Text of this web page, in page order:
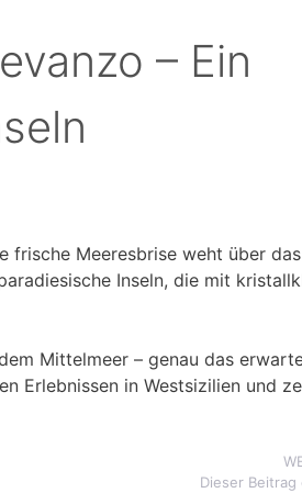
– Ein
frische Meeresbrise weht über
Inseln, die mit
Mittelmeer – genau das
Erlebnissen in Westsizilien und
Dieser